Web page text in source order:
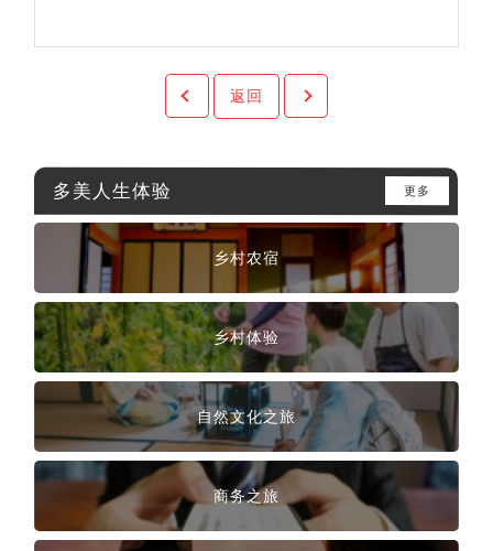
返回
多美人生体验 更多
乡村农宿
乡村体验
自然文化之旅
商务之旅